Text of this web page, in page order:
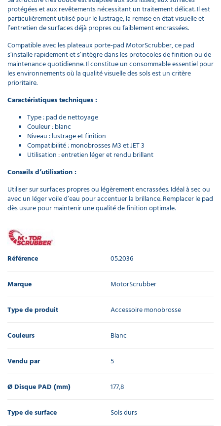
monobrosse
JET3
189,00 €
protégées et aux revêtements nécessitant un traitement délicat. Il est
particulièrement utilisé pour le lustrage, la remise en état visuelle et
l’entretien de surfaces déjà propres ou faiblement encrassées.
Compatible avec les plateaux porte-pad MotorScrubber, ce pad
s’installe rapidement et s’intègre dans les protocoles de finition ou de
maintenance quotidienne. Il constitue un consommable essentiel pour
les environnements où la qualité visuelle des sols est un critère
prioritaire.
Caractéristiques techniques :
Type : pad de nettoyage
Couleur : blanc
Niveau : lustrage et finition
Compatibilité : monobrosses M3 et JET 3
Utilisation : entretien léger et rendu brillant
Conseils d’utilisation :
Utiliser sur surfaces propres ou légèrement encrassées. Idéal à sec ou
avec un léger voile d’eau pour accentuer la brillance. Remplacer le pad
dès usure pour maintenir une qualité de finition optimale.
Référence 05.2036
Marque MotorScrubber
Type de produit Accessoire monobrosse
Couleurs Blanc
Vendu par 5
Ø Disque PAD (mm) 177,8
Type de surface Sols durs